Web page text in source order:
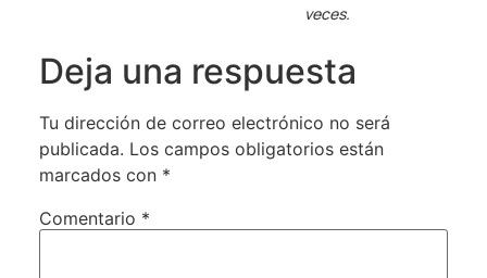
veces.
Deja una respuesta
Tu dirección de correo electrónico no será
publicada. Los campos obligatorios están
marcados con *
Comentario *